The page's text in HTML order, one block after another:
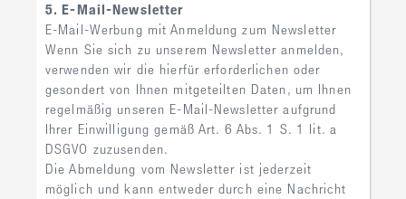
5. E-Mail-Newsletter
E-Mail-Werbung mit Anmeldung zum Newsletter
Wenn Sie sich zu unserem Newsletter anmelden,
verwenden wir die hierfür erforderlichen oder
gesondert von Ihnen mitgeteilten Daten, um Ihnen
regelmäßig unseren E-Mail-Newsletter aufgrund
Ihrer Einwilligung gemäß Art. 6 Abs. 1 S. 1 lit. a
DSGVO zuzusenden.
Die Abmeldung vom Newsletter ist jederzeit
möglich und kann entweder durch eine Nachricht